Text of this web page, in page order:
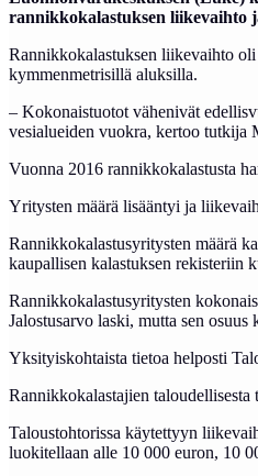
rannikkokalastuksen liikevaihto
Rannikkokalastuksen liikevaihto
kymmenmetrisillä aluksilla.
– Kokonaistuotot vähenivät
vesialueiden vuokra, kertoo tutkija
Vuonna 2016 rannikkokalastusta
Yritysten määrä lisääntyi ja
Rannikkokalastusyritysten määrä
kaupallisen kalastuksen rekisteriin
Rannikkokalastusyritysten
Jalostusarvo laski, mutta sen
Yksityiskohtaista tietoa helposti
Rannikkokalastajien
Taloustohtorissa käytettyyn
luokitellaan alle 10 000 euron, 10